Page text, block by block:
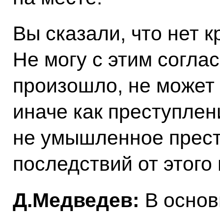
Вы сказали, что нет
Не могу с этим
произошло, не
иначе как
не умышленное
последствий от
Д.Медведев: В